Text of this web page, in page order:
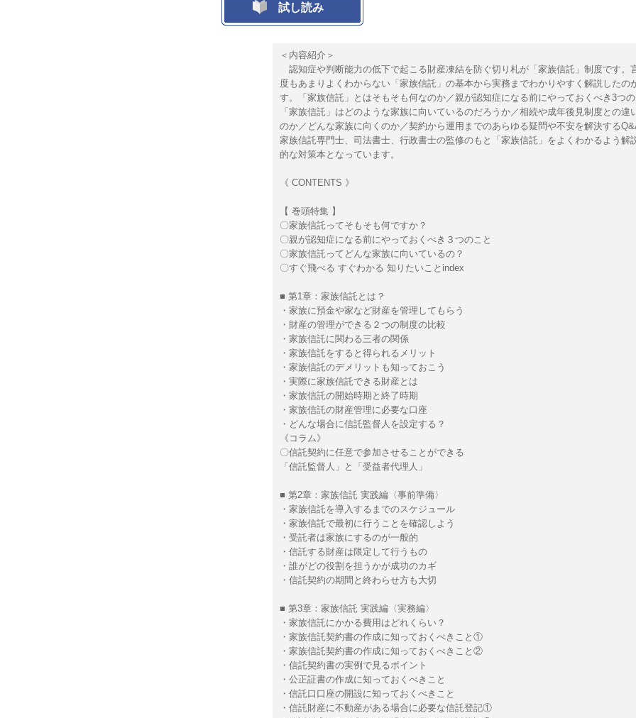
試し読み
＜内容紹介＞
認知症や判断能力の低下で起こる財産凍結を防ぐ切り札が「家族信託」制度です。
度もあまりよくわからない「家族信託」の基本から実務までわかりやすく解説したの
す。「家族信託」とはそもそも何なのか／親が認知症になる前にやっておくべき3つ
「家族信託」はどのような家族に向いているのだろうか／相続や成年後見制度との違
のか／どんな家族に向くのか／契約から運用までのあらゆる疑問や不安を解決する
家族信託専門士、司法書士、行政書士の監修のもと「家族信託」をよくわかるよう解
的な対策本となっています。
《 CONTENTS 》
【 巻頭特集 】
〇家族信託ってそもそも何ですか？
〇親が認知症になる前にやっておくべき３つのこと
〇家族信託ってどんな家族に向いているの？
〇すぐ飛べる すぐわかる 知りたいことindex
■ 第1章：家族信託とは？
・家族に預金や家など財産を管理してもらう
・財産の管理ができる２つの制度の比較
・家族信託に関わる三者の関係
・家族信託をすると得られるメリット
・家族信託のデメリットも知っておこう
・実際に家族信託できる財産とは
・家族信託の開始時期と終了時期
・家族信託の財産管理に必要な口座
・どんな場合に信託監督人を設定する？
《コラム》
〇信託契約に任意で参加させることができる
「信託監督人」と「受益者代理人」
■ 第2章：家族信託 実践編〈事前準備〉
・家族信託を導入するまでのスケジュール
・家族信託で最初に行うことを確認しよう
・受託者は家族にするのが一般的
・信託する財産は限定して行うもの
・誰がどの役割を担うかが成功のカギ
・信託契約の期間と終わらせ方も大切
■ 第3章：家族信託 実践編〈実務編〉
・家族信託にかかる費用はどれくらい？
・家族信託契約書の作成に知っておくべきこと①
・家族信託契約書の作成に知っておくべきこと②
・信託契約書の実例で見るポイント
・公正証書の作成に知っておくべきこと
・信託口口座の開設に知っておくべきこと
・信託財産に不動産がある場合に必要な信託登記①